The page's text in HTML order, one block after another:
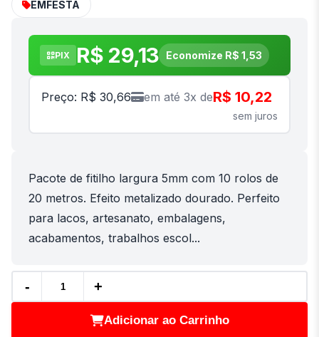
EMFESTA
PIX R$ 29,13 Economize R$ 1,53
Preço: R$ 30,66 em até 3x deR$ 10,22
sem juros
Pacote de fitilho largura 5mm com 10 rolos de
20 metros. Efeito metalizado dourado. Perfeito
para lacos, artesanato, embalagens,
acabamentos, trabalhos escol...
- +
Adicionar ao Carrinho